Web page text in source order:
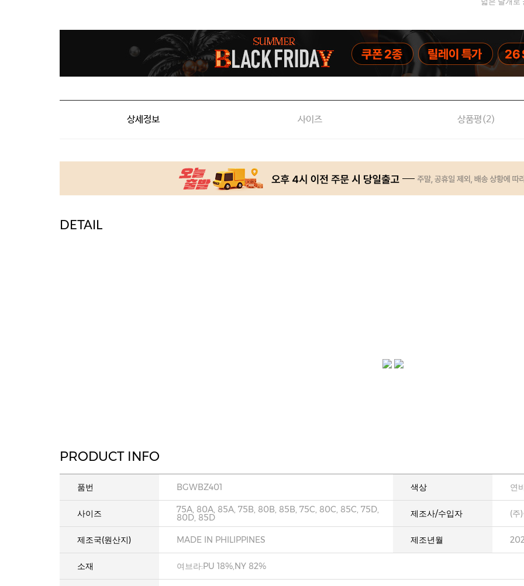
상세정보 사이즈 상품평(2)
DETAIL
PRODUCT INFO
품번 BGWBZ401 색상 연
사이즈 75A, 80A, 85A, 75B, 80B, 85B, 75C, 80C, 85C, 75D,
80D, 85D 제조사/수입자 (주
제조국(원산지) MADE IN PHILIPPINES 제조년월
소재 여브라:PU 18%,NY 82%